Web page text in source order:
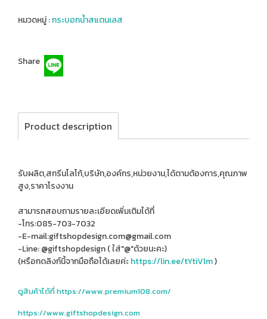
หมวดหมู่ :กระบอกน้ำสแตนเลส
Share
Product description
รับผลิต,สกรีนโลโก้,บริษัท,องค์กร,หน่วยงาน,ได้ตามต้องการ,คุณภาพ
สูง,ราคาโรงงาน
สามารถสอบถามรายละเอียดเพิ่มเติมได้ที่
-โทร:085-703-7032
-E-mail:giftshopdesign.com@gmail.com
-Line: @giftshopdesign ( ใส่"@"ด้วยนะคะ)
(หรือกดลิงก์นี้จากมือถือได้เลยค่ะhttps://lin.ee/tYtiVlm)
ดูสินค้าได้ที่https://www.premium108.com/
https://www.giftshopdesign.com